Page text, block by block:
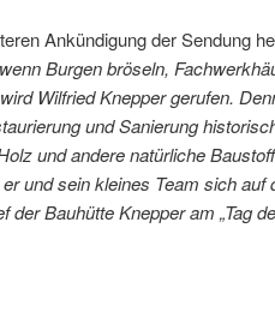
Ankündigung der Sendung
Burgen bröseln,
Wilfried Knepper gerufen.
und Sanierung
und andere natürliche
er und sein kleines Team sich
der Bauhütte Knepper am „Tag